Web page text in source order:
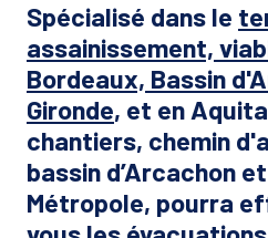
Spécialisé dans le
assainissement,
Bordeaux, Bassin
Gironde, et en
chantiers, chemin
bassin d’Arcachon
Métropole, pourra